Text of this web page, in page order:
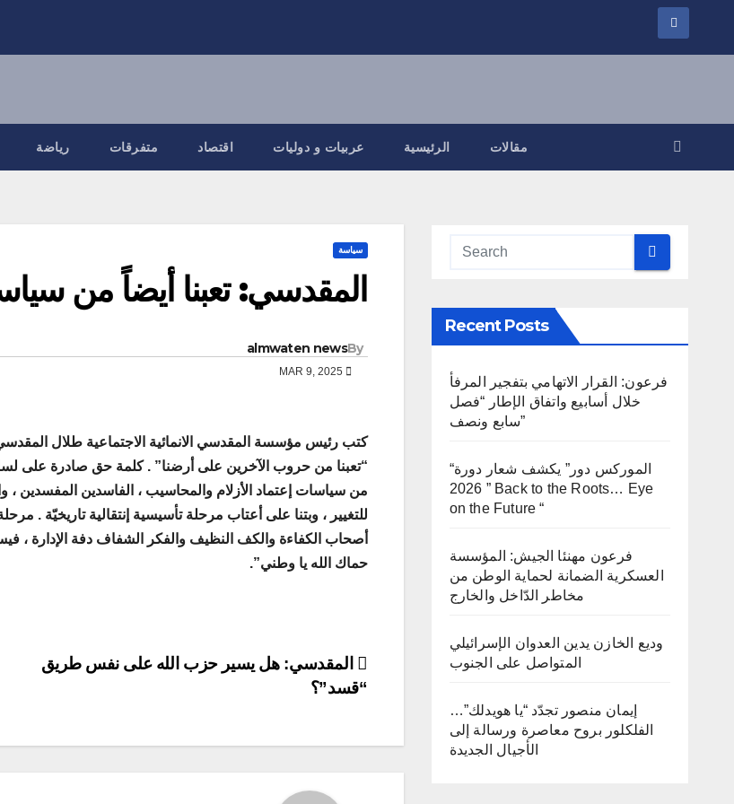
رياضة متفرقات اقتصاد عربيات و دوليات الرئيسية مقالات
سياسة
المقدسي: تعبنا أيضاً من
By
almwaten news
كتب رئيس مؤسسة المقدسي الانمائية الاجتماعية طلال
“تعبنا من حروب الآخرين على أرضنا” . كلمة حق صادرة على
من سياسات إعتماد الأزلام والمحاسيب ، الفاسدين المفسدين ،
للتغيير ، وبتنا على أعتاب مرحلة تأسيسية إنتقالية تاريخيّة .
أصحاب الكفاءة والكف النظيف والفكر الشفاف دفة الإدارة ،
حماك الله يا وطني”.
Post
navigation
المقدسي: هل يسير حزب الله على نفس طريق
“قسد”؟
Recent Posts
فرعون: القرار الاتهامي بتفجير المرفأ
خلال أسابيع واتفاق الإطار “فصل
سابع ونصف”
“الموركس دور” يكشف شعار دورة
2026 ” Back to the Roots… Eye
on the Future “
فرعون مهنئا الجيش: المؤسسة
العسكرية الضمانة لحماية الوطن من
مخاطر الدّاخل والخارج
وديع الخازن يدين العدوان الإسرائيلي
المتواصل على الجنوب
إيمان منصور تجدّد “يا هويدلك”…
الفلكلور بروح معاصرة ورسالة إلى
الأجيال الجديدة